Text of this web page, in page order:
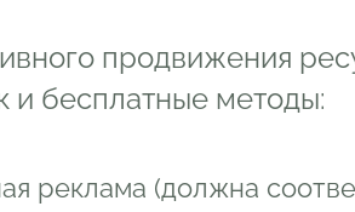
продвижения
и бесплатные методы:
реклама (должна